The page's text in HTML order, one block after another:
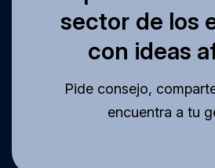
sector de los
con ideas
Pide consejo,
encuentra a tu